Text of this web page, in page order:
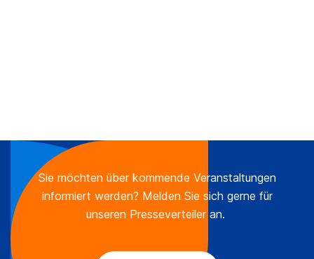
Sie möchten über kommende Veranstaltungen
informiert werden? Melden Sie sich gerne für
unseren Presseverteiler an.